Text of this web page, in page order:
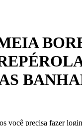
você precisa fazer